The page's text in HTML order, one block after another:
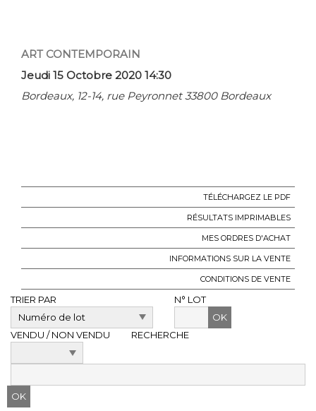
ART CONTEMPORAIN
Jeudi 15 Octobre 2020 14:30
Bordeaux, 12-14, rue Peyronnet 33800 Bordeaux
TÉLÉCHARGEZ LE PDF
RÉSULTATS IMPRIMABLES
MES ORDRES D'ACHAT
INFORMATIONS SUR LA VENTE
CONDITIONS DE VENTE
TRIER PAR
N° LOT
OK
VENDU / NON VENDU
RECHERCHE